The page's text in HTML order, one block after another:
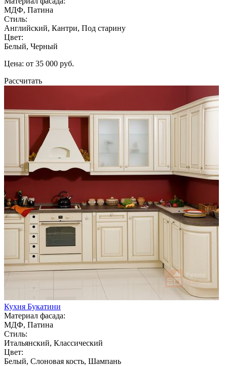
МДФ, Патина
Стиль:
Английский, Кантри, Под старину
Цвет:
Белый, Черный
Цена: от 35 000 руб.
Рассчитать
Кухня Букатини
Материал фасада:
МДФ, Патина
Стиль:
Итальянский, Классический
Цвет:
Белый, Слоновая кость, Шампань